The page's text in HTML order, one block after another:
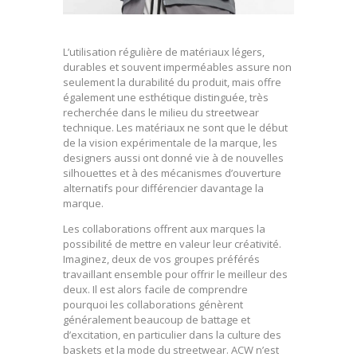
L’utilisation régulière de matériaux légers,
durables et souvent imperméables assure non
seulement la durabilité du produit, mais offre
également une esthétique distinguée, très
recherchée dans le milieu du streetwear
technique. Les matériaux ne sont que le début
de la vision expérimentale de la marque, les
designers aussi ont donné vie à de nouvelles
silhouettes et à des mécanismes d’ouverture
alternatifs pour différencier davantage la
marque.
Les collaborations offrent aux marques la
possibilité de mettre en valeur leur créativité.
Imaginez, deux de vos groupes préférés
travaillant ensemble pour offrir le meilleur des
deux. Il est alors facile de comprendre
pourquoi les collaborations génèrent
généralement beaucoup de battage et
d’excitation, en particulier dans la culture des
baskets et la mode du streetwear. ACW n’est